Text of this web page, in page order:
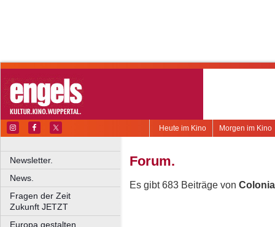
Morgen im Kino
Heute im Kino
Newsletter.
News.
Fragen der Zeit
Zukunft JETZT
Europa gestalten
Forum.
Es gibt 683 Beiträge von Colonia